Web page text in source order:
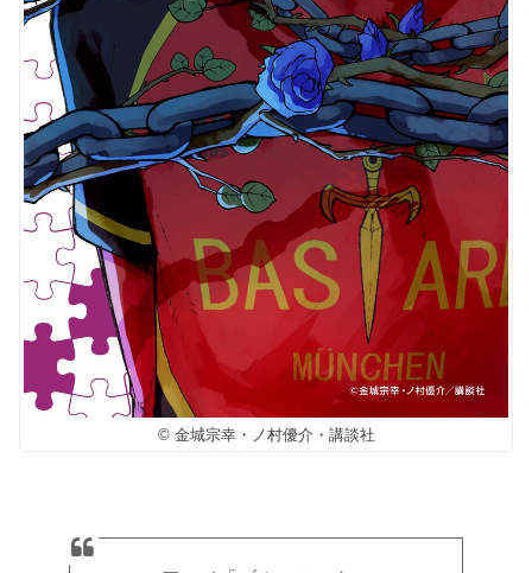
© 金城宗幸・ノ村優介・講談社